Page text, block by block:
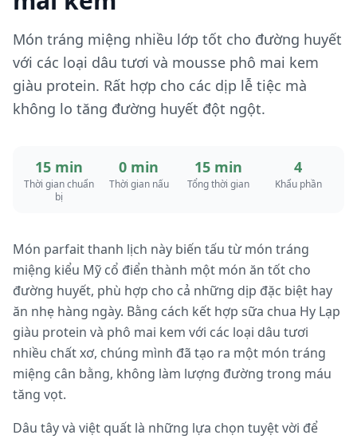
Món tráng miệng nhiều lớp tốt cho đường huyết
với các loại dâu tươi và mousse phô mai kem
giàu protein. Rất hợp cho các dịp lễ tiệc mà
không lo tăng đường huyết đột ngột.
15 min
Thời gian chuẩn
bị
0 min
Thời gian nấu
15 min
Tổng thời gian
4
Khẩu phần
Món parfait thanh lịch này biến tấu từ món tráng
miệng kiểu Mỹ cổ điển thành một món ăn tốt cho
đường huyết, phù hợp cho cả những dịp đặc biệt hay
ăn nhẹ hàng ngày. Bằng cách kết hợp sữa chua Hy Lạp
giàu protein và phô mai kem với các loại dâu tươi
nhiều chất xơ, chúng mình đã tạo ra một món tráng
miệng cân bằng, không làm lượng đường trong máu
tăng vọt.
Dâu tây và việt quất là những lựa chọn tuyệt vời để